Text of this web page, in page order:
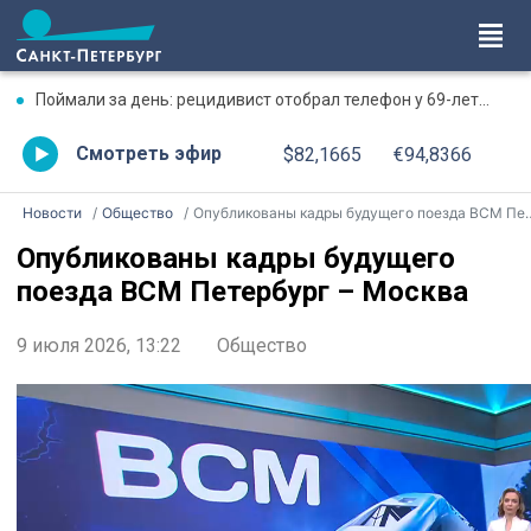
Поймали за день: рецидивист отобрал телефон у 69-летней бабушки
Смотреть эфир $82,1665 €94,8366
Новости Общество Опубликованы кадры будущего поезда ВСМ Петербург – Москва
Опубликованы кадры будущего
поезда ВСМ Петербург – Москва
9 июля 2026, 13:22 Общество